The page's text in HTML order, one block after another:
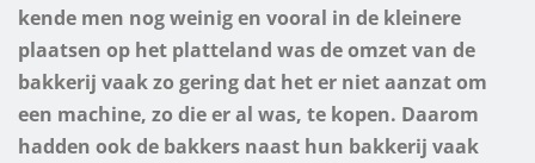
kende men nog weinig en vooral in de kleinere
plaatsen op het platteland was de omzet van de
bakkerij vaak zo gering dat het er niet aanzat om
een machine, zo die er al was, te kopen. Daarom
hadden ook de bakkers naast hun bakkerij vaak